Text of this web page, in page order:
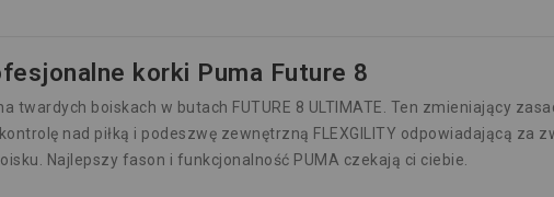
korki Puma Future 8
twardych boiskach w butach FUTURE 8 ULTIMATE. Ten zmieniający
nad piłką i podeszwę zewnętrzną FLEXGILITY odpowiadającą za
Najlepszy fason i funkcjonalność PUMA czekają ci ciebie.